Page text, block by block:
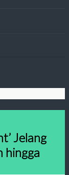
Jelang
hingga